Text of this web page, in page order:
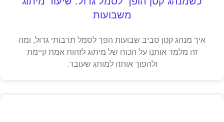
משבועות
איך מנהג קטן סביב שבועות הפך לסמל תרבותי גדול, ומה
זה מלמד אותנו על הכוח של מיתוג לזהות אמת קיימת
ולהפוך אותה למותג שעובד.